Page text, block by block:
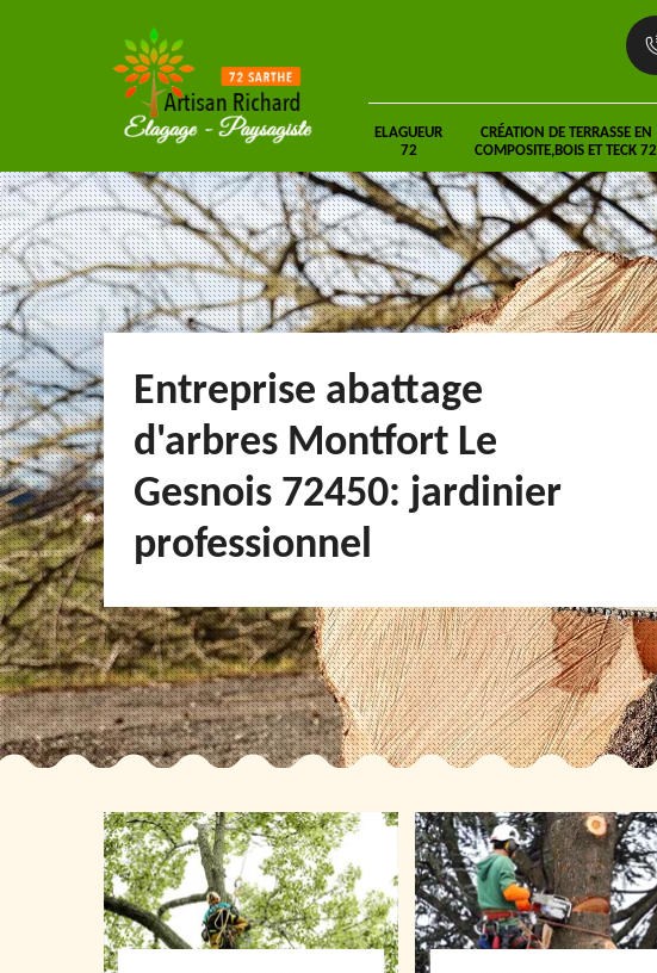
ELAGUEUR
72
CRÉATION DE TERRASSE EN
COMPOSITE,BOIS ET TECK 72
Entreprise abattage
d'arbres Montfort Le
Gesnois 72450: jardinier
professionnel